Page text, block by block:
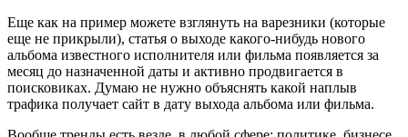
Еще как на пример можете взглянуть на варезники (которые
еще не прикрыли), статья о выходе какого-нибудь нового
альбома известного исполнителя или фильма появляется за
месяц до назначенной даты и активно продвигается в
поисковиках. Думаю не нужно объяснять какой наплыв
трафика получает сайт в дату выхода альбома или фильма.